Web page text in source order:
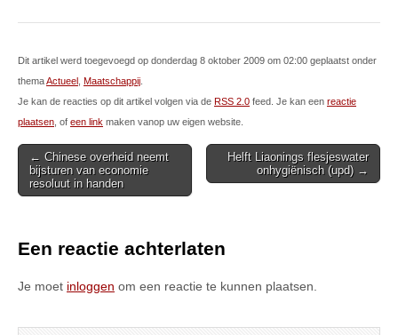
Dit artikel werd toegevoegd op donderdag 8 oktober 2009 om 02:00 geplaatst onder
themaActueel Maatschappij
Je kan de reacties op dit artikel volgen via de RSS 2.0 feed. Je kan een reactie
plaatsen , of een link maken vanop uw eigen website.
Post
navigation
← Chinese overheid neemt
bijsturen van economie
resoluut in handen
Helft Liaonings flesjeswater
onhygiënisch (upd) →
Een reactie achterlaten
Je moet inloggen om een reactie te kunnen plaatsen.